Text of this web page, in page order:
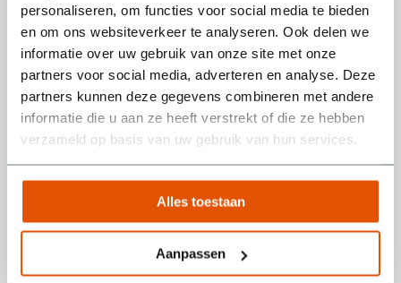
personaliseren, om functies voor social media te bieden
en om ons websiteverkeer te analyseren. Ook delen we
informatie over uw gebruik van onze site met onze
partners voor social media, adverteren en analyse. Deze
partners kunnen deze gegevens combineren met andere
informatie die u aan ze heeft verstrekt of die ze hebben
verzameld op basis van uw gebruik van hun services.
Alles toestaan
Aanpassen
Productinformatie
Wat onze klanten zeggen